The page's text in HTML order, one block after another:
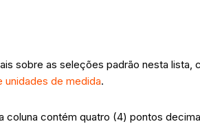
sobre as seleções padrão nesta lista,
unidades de medida.
contém quatro (4) pontos